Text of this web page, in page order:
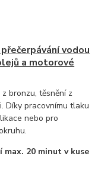
vodou
a motorové
bronzu, těsnění z
Díky pracovnímu tlaku
nebo pro
20 minut v kuse